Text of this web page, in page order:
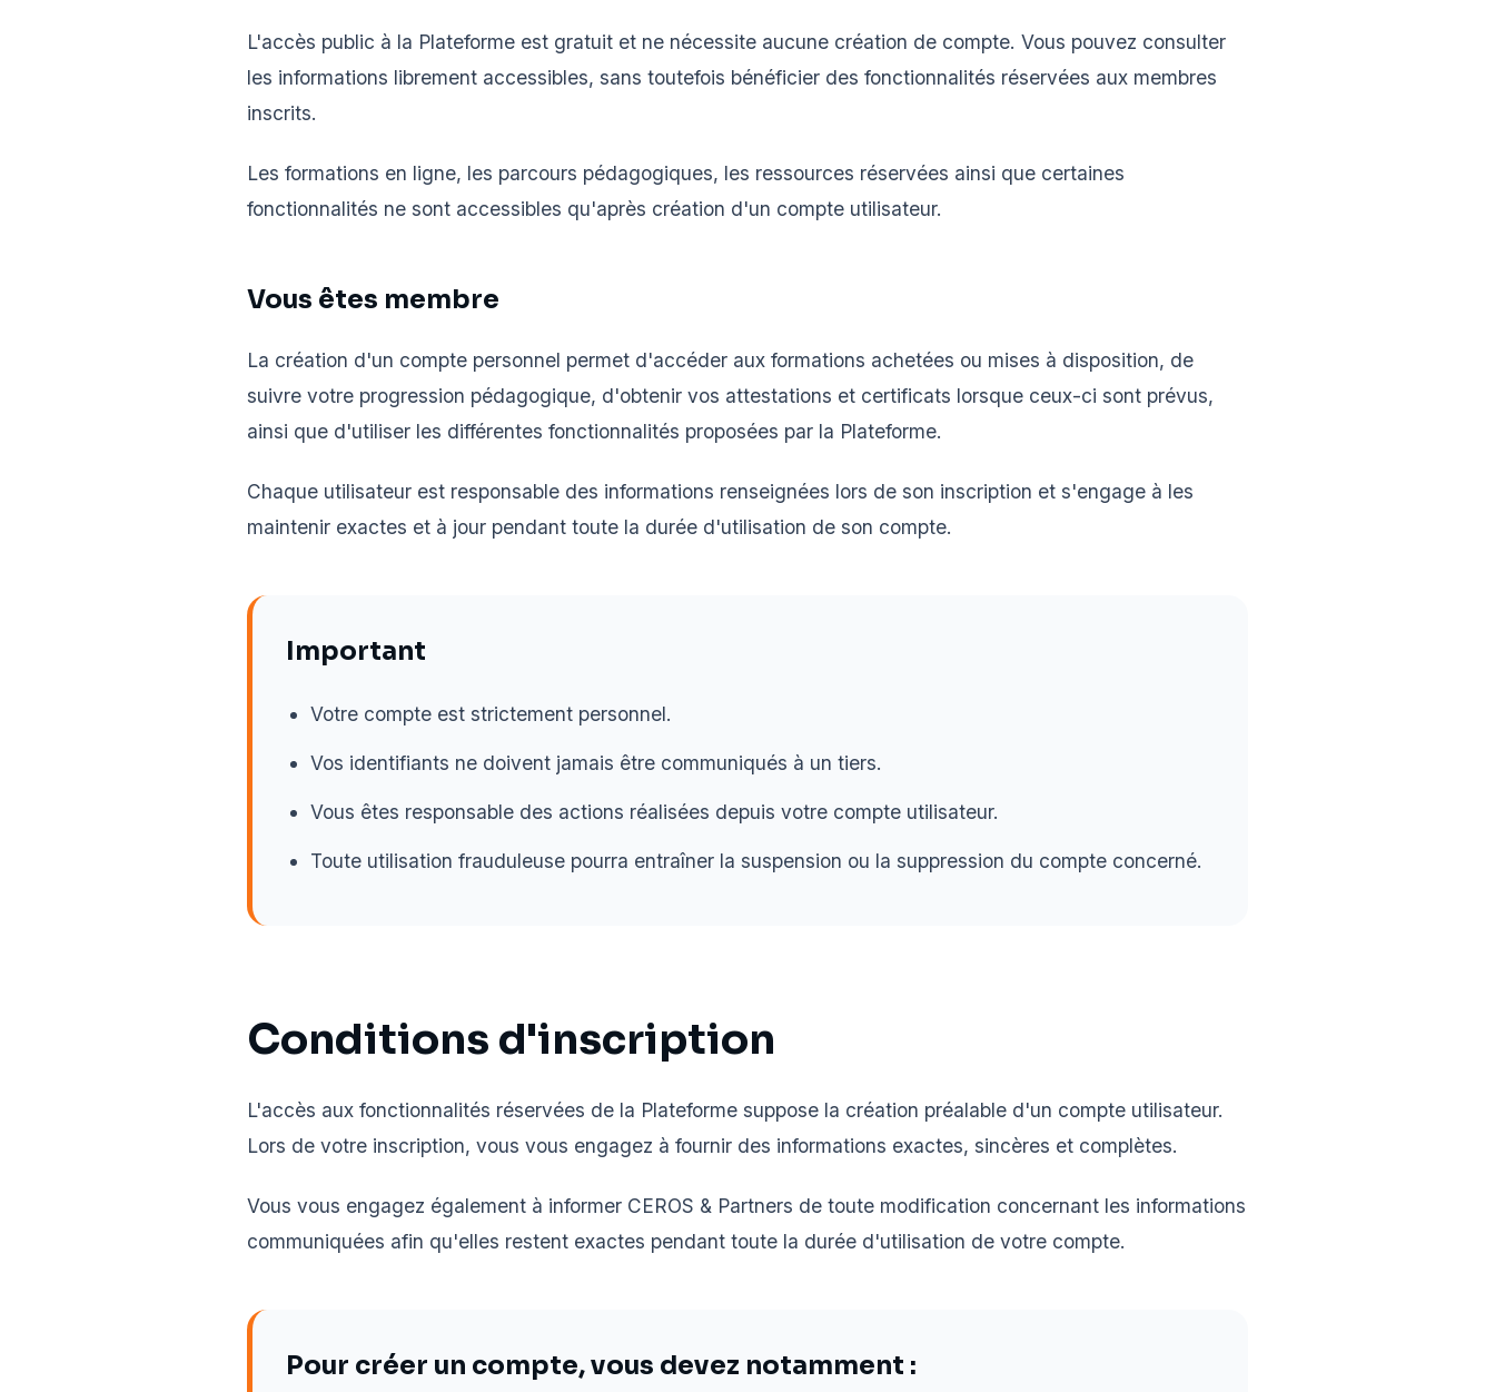
L'accès public à la Plateforme est gratuit et ne nécessite aucune création de compte. Vous pouvez consulter
les informations librement accessibles, sans toutefois bénéficier des fonctionnalités réservées aux membres
inscrits.
Les formations en ligne, les parcours pédagogiques, les ressources réservées ainsi que certaines
fonctionnalités ne sont accessibles qu'après création d'un compte utilisateur.
Vous êtes membre
La création d'un compte personnel permet d'accéder aux formations achetées ou mises à disposition, de
suivre votre progression pédagogique, d'obtenir vos attestations et certificats lorsque ceux-ci sont prévus,
ainsi que d'utiliser les différentes fonctionnalités proposées par la Plateforme.
Chaque utilisateur est responsable des informations renseignées lors de son inscription et s'engage à les
maintenir exactes et à jour pendant toute la durée d'utilisation de son compte.
Important
Votre compte est strictement personnel.
Vos identifiants ne doivent jamais être communiqués à un tiers.
Vous êtes responsable des actions réalisées depuis votre compte utilisateur.
Toute utilisation frauduleuse pourra entraîner la suspension ou la suppression du compte concerné.
Conditions d'inscription
L'accès aux fonctionnalités réservées de la Plateforme suppose la création préalable d'un compte utilisateur.
Lors de votre inscription, vous vous engagez à fournir des informations exactes, sincères et complètes.
Vous vous engagez également à informer CEROS & Partners de toute modification concernant les informations
communiquées afin qu'elles restent exactes pendant toute la durée d'utilisation de votre compte.
Pour créer un compte, vous devez notamment :